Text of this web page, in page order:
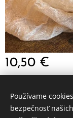
10,50 €
©
Používame
bezpečnosť